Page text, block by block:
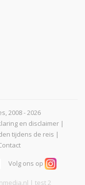
2008 - 2026
en disclaimer |
tijdens de reis |
Volg ons op
| test 2